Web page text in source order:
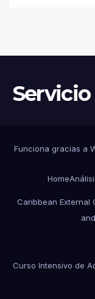
Funciona gracias a
Home
Caribbean External
Curso Intensivo de